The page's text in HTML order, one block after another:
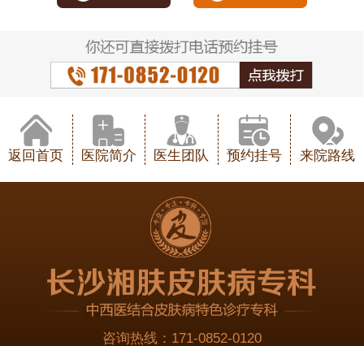
返回首页 医院简介 医生团队 预约挂号 来院路线
咨询热线： 171-0852-0120